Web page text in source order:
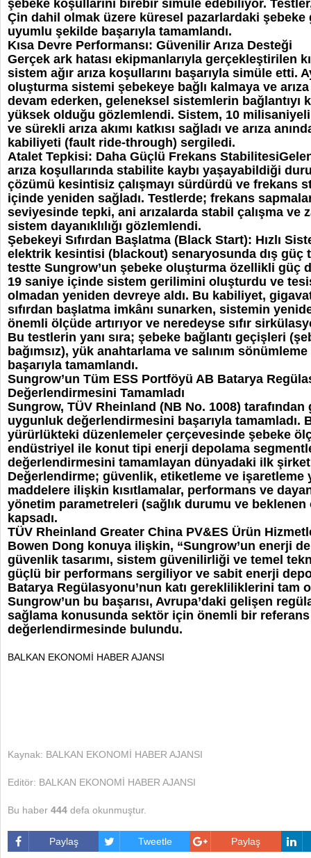
şebeke koşullarını birebir simüle edebiliyor.
Çin dahil olmak üzere küresel pazarlardaki
uyumlu şekilde başarıyla tamamlandı.
Kısa Devre Performansı: Güvenilir Arıza Desteği
Gerçek ark hatası ekipmanlarıyla gerçekleştirilen
sistem ağır arıza koşullarını başarıyla simüle etti.
oluşturma sistemi şebekeye bağlı kalmaya ve arıza
devam ederken, geleneksel sistemlerin bağlantıyı
yüksek olduğu gözlemlendi. Sistem, 10
ve sürekli arıza akımı katkısı sağladı ve arıza
kabiliyeti (fault ride-through) sergiledi.
Atalet Tepkisi: Daha Güçlü Frekans
arıza koşullarında stabilite kaybı yaşayabildiği
çözümü kesintisiz çalışmayı sürdürdü ve frekans
içinde yeniden sağladı. Testlerde; frekans
seviyesinde tepki, ani arızalarda stabil çalışma ve
sistem dayanıklılığı gözlemlendi.
Şebekeyi Sıfırdan Başlatma (Black Start): Hızlı
elektrik kesintisi (blackout) senaryosunda dış güç
testte Sungrow’un şebeke oluşturma özellikli güç
19 saniye içinde sistem gerilimini oluşturdu ve
olmadan yeniden devreye aldı. Bu kabiliyet,
sıfırdan başlatma imkânı sunarken, sistemin
önemli ölçüde artırıyor ve neredeyse sıfır
Bu testlerin yanı sıra; şebeke bağlantı geçişleri
bağımsız), yük anahtarlama ve salınım
başarıyla tamamlandı.
Sungrow’un Tüm ESS Portföyü AB Batarya
Değerlendirmesini Tamamladı
Sungrow, TÜV Rheinland (NB No. 1008)
uygunluk değerlendirmesini başarıyla tamamladı.
yürürlükteki düzenlemeler çerçevesinde şebeke
endüstriyel ile konut tipi enerji depolama
değerlendirmesini tamamlayan dünyadaki ilk
Değerlendirme; güvenlik, etiketleme ve
maddelere ilişkin kısıtlamalar, performans ve
yönetim parametreleri (sağlık durumu ve
kapsadı.
TÜV Rheinland Greater China PV&ES Ürün
Bowen Dong konuya ilişkin, “Sungrow’un enerji
güvenlik tasarımı, sistem güvenilirliği ve temel
güçlü bir performans sergiliyor ve sabit enerji
Batarya Regülasyonu’nun katı gerekliliklerini tam
Sungrow’un bu başarısı, Avrupa’daki gelişen
sağlama konusunda sektör için önemli bir
değerlendirmesinde bulundu.
BALKAN EKONOMİ HABER AJANSI
Kaynak: BALKAN EKONOMİ HABER AJANSI
Editör: BALKAN EKONOMİ HABER AJANSI
Bu haber 444 defa okunmuştur.
Paylaş Tweetle Paylaş